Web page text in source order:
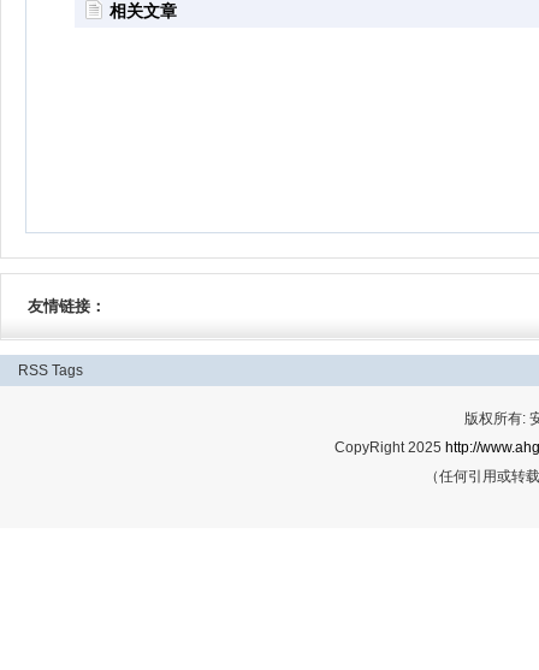
相关文章
友情链接：
RSS Tags
版权所有:
CopyRight 2025 http://
（任何引用或转